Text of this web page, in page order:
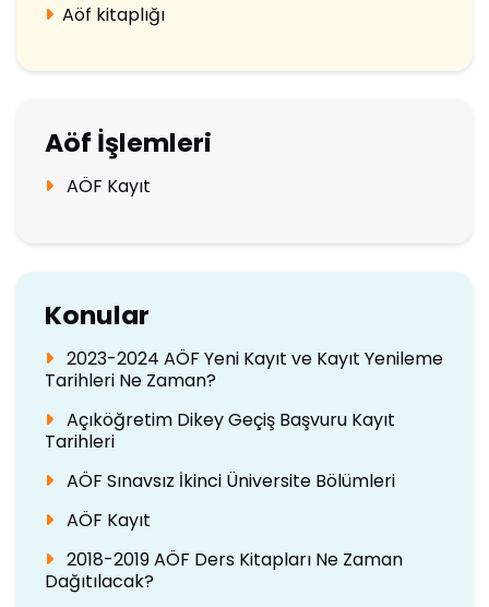
Aöf kitaplığı
Aöf İşlemleri
AÖF Kayıt
Konular
2023-2024 AÖF Yeni Kayıt ve Kayıt Yenileme
Tarihleri Ne Zaman?
Açıköğretim Dikey Geçiş Başvuru Kayıt
Tarihleri
AÖF Sınavsız İkinci Üniversite Bölümleri
AÖF Kayıt
2018-2019 AÖF Ders Kitapları Ne Zaman
Dağıtılacak?